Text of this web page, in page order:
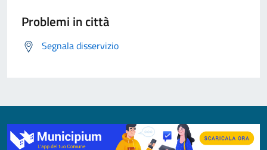
Problemi in città
Segnala disservizio